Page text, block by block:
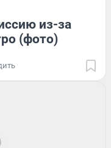
из-за
(фото)